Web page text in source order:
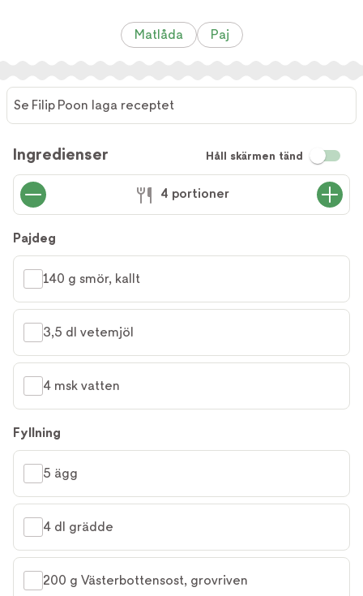
Matlåda Paj
Poon
laga
receptet
Se Filip Poon laga receptet
Ingredienser Håll skärmen tänd
4 portioner
Pajdeg
140 g smör, kallt
3,5 dl vetemjöl
4 msk vatten
Fyllning
5 ägg
4 dl grädde
200 g Västerbottensost, grovriven